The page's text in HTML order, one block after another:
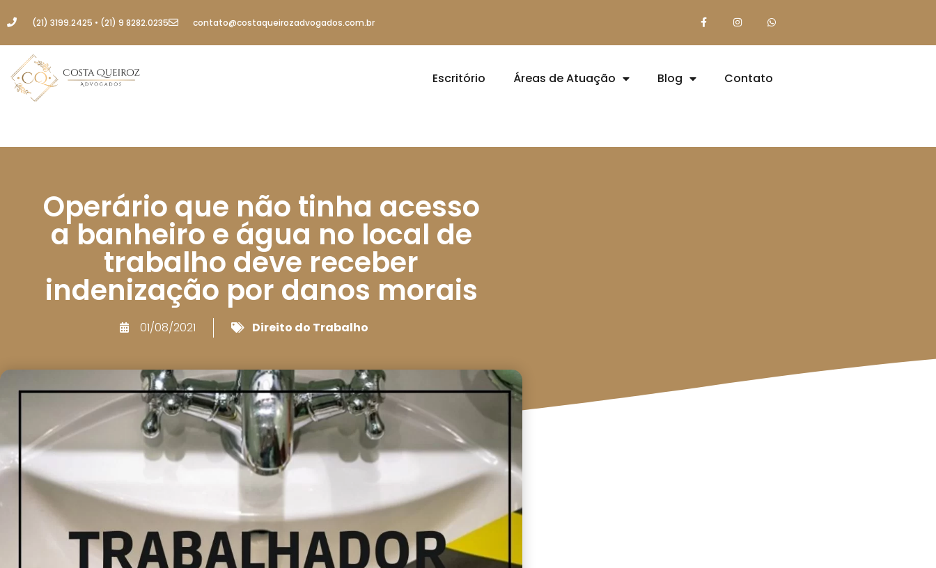
(21) 3199.2425 • (21) 9 8282.0235 contato@costaqueirozadvogados.com.br
Escritório Áreas de Atuação Blog Contato
Operário que não tinha acesso
a banheiro e água no local de
trabalho deve receber
indenização por danos morais
01/08/2021 Direito do Trabalho